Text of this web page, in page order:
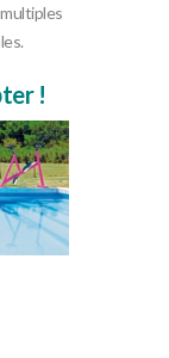
!